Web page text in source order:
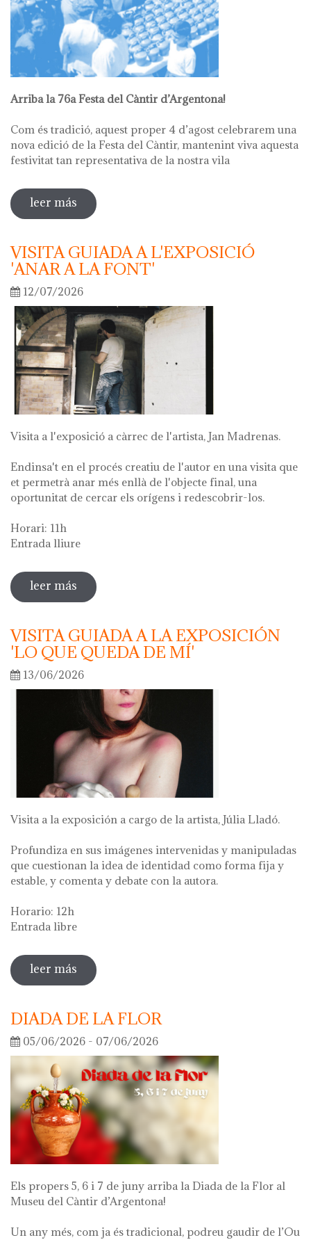
Arriba la 76a Festa del Càntir d’Argentona!
Com és tradició, aquest proper 4 d’agost celebrarem una
nova edició de la Festa del Càntir, mantenint viva aquesta
festivitat tan representativa de la nostra vila
leer más sobre 76ª festa del càntir
VISITA GUIADA A L'EXPOSICIÓ
'ANAR A LA FONT'
12/07/2026
Visita a l'exposició a càrrec de l'artista, Jan Madrenas.
Endinsa't en el procés creatiu de l'autor en una visita que
et permetrà anar més enllà de l'objecte final, una
oportunitat de cercar els orígens i redescobrir-los.
Horari: 11h
Entrada lliure
leer más sobre visita guiada a l'exposició 'anar a la
font'
VISITA GUIADA A LA EXPOSICIÓN
'LO QUE QUEDA DE MÍ'
13/06/2026
Visita a la exposición a cargo de la artista, Júlia Lladó.
Profundiza en sus imágenes intervenidas y manipuladas
que cuestionan la idea de identidad como forma fija y
estable, y comenta y debate con la autora.
Horario: 12h
Entrada libre
leer más sobre visita guiada a la exposición 'lo
que queda de mí'
DIADA DE LA FLOR
05/06/2026 - 07/06/2026
Els propers 5, 6 i 7 de juny arriba la Diada de la Flor al
Museu del Càntir d’Argentona!
Un any més, com ja és tradicional, podreu gaudir de l’Ou